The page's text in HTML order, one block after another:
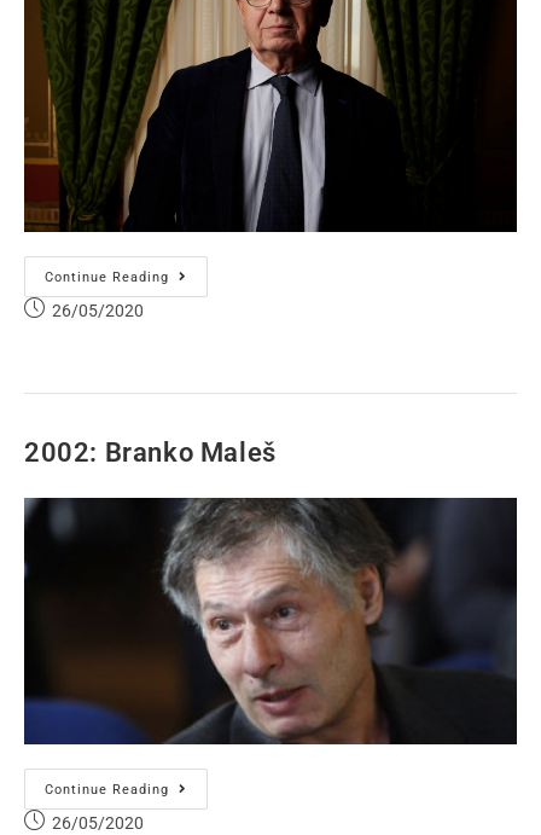
Continue Reading
26/05/2020
2002: Branko Maleš
Continue Reading
26/05/2020